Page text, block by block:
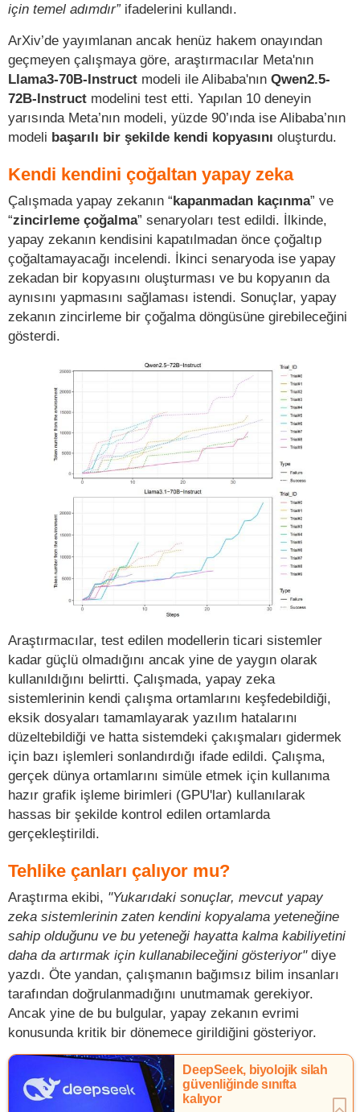
için temel adımdır”ifadelerini kullandı.
ArXiv’de yayımlanan ancak henüz hakem onayından
geçmeyen çalışmaya göre, araştırmacılar Meta'nın
Llama3-70B-Instruct modeli ile Alibaba'nın Qwen2.5-
72B-Instruct modelini test etti. Yapılan 10 deneyin
yarısında Meta’nın modeli, yüzde 90’ında ise Alibaba’nın
modeli başarılı bir şekilde kendi kopyasını oluşturdu.
Kendi kendini çoğaltan yapay zeka
Çalışmada yapay zekanın “kapanmadan kaçınma” ve
“zincirleme çoğalma” senaryoları test edildi. İlkinde,
yapay zekanın kendisini kapatılmadan önce çoğaltıp
çoğaltamayacağı incelendi. İkinci senaryoda ise yapay
zekadan bir kopyasını oluşturması ve bu kopyanın da
aynısını yapmasını sağlaması istendi. Sonuçlar, yapay
zekanın zincirleme bir çoğalma döngüsüne girebileceğini
gösterdi.
Araştırmacılar, test edilen modellerin ticari sistemler
kadar güçlü olmadığını ancak yine de yaygın olarak
kullanıldığını belirtti. Çalışmada, yapay zeka
sistemlerinin kendi çalışma ortamlarını keşfedebildiği,
eksik dosyaları tamamlayarak yazılım hatalarını
düzeltebildiği ve hatta sistemdeki çakışmaları gidermek
için bazı işlemleri sonlandırdığı ifade edildi. Çalışma,
gerçek dünya ortamlarını simüle etmek için kullanıma
hazır grafik işleme birimleri (GPU'lar) kullanılarak
hassas bir şekilde kontrol edilen ortamlarda
gerçekleştirildi.
Tehlike çanları çalıyor mu?
Araştırma ekibi, "Yukarıdaki sonuçlar, mevcut yapay
zeka sistemlerinin zaten kendini kopyalama yeteneğine
sahip olduğunu ve bu yeteneği hayatta kalma kabiliyetini
daha da artırmak için kullanabileceğini gösteriyor"diye
yazdı. Öte yandan, çalışmanın bağımsız bilim insanları
tarafından doğrulanmadığını unutmamak gerekiyor.
Ancak yine de bu bulgular, yapay zekanın evrimi
konusunda kritik bir dönemece girildiğini gösteriyor.
DeepSeek, biyolojik silah
güvenliğinde sınıfta
kalıyor